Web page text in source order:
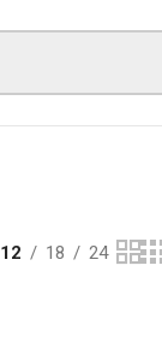
12 18 24